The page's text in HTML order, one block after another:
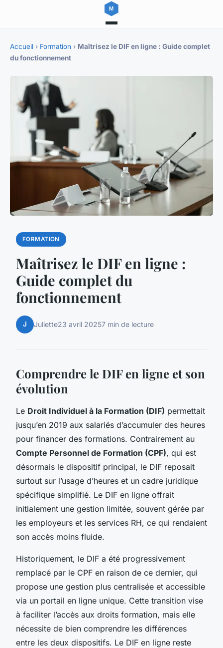
Accueil › Formation › Maîtrisez le DIF en ligne : Guide complet
du fonctionnement
FORMATION
Maîtrisez le DIF en ligne :
Guide complet du
fonctionnement
J Juliette23 avril 20257 min de lecture
Comprendre le DIF en ligne et son
évolution
Le Droit Individuel à la Formation (DIF) permettait
jusqu’en 2019 aux salariés d’accumuler des heures
pour financer des formations. Contrairement au
Compte Personnel de Formation (CPF), qui est
désormais le dispositif principal, le DIF reposait
surtout sur l’usage d’heures et un cadre juridique
spécifique simplifié. Le DIF en ligne offrait
initialement une gestion limitée, souvent gérée par
les employeurs et les services RH, ce qui rendaient
son accès moins fluide.
Historiquement, le DIF a été progressivement
remplacé par le CPF en raison de ce dernier, qui
propose une gestion plus centralisée et accessible
via un portail en ligne unique. Cette transition vise
à faciliter l’accès aux droits formation, mais elle
nécessite de bien comprendre les différences
entre les deux dispositifs. Le DIF en ligne reste